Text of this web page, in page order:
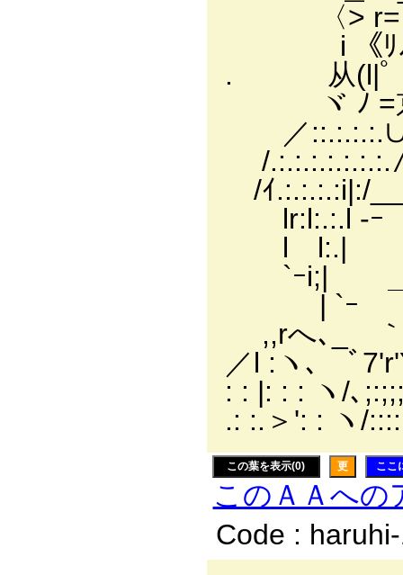
〈> r=＝
i 《ﾘﾉﾊ
. 从(l|ﾟ
ヾ ﾉ =
／
/
/ｲ.:.:.:.:i|:/
lr:l:.:.l -ｰ
l
`ｰi;|
| `ｰ ￣
,,rへ､_ ｀
／l :ヽ､ ﾞ
: : |: : : ヽ/､
.: :.＞': : ヽ/
この葉を表示(0) 更 ここ
このＡＡへの
Code :